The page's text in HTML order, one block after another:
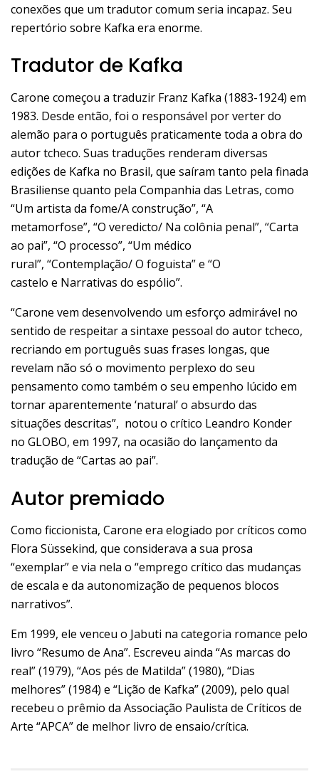
conexões que um tradutor comum seria incapaz. Seu
repertório sobre Kafka era enorme.
Tradutor de Kafka
Carone começou a traduzir Franz Kafka (1883-1924) em
1983. Desde então, foi o responsável por verter do
alemão para o português praticamente toda a obra do
autor tcheco. Suas traduções renderam diversas
edições de Kafka no Brasil, que saíram tanto pela finada
Brasiliense quanto pela Companhia das Letras, como
“Um artista da fome/A construção”, “A
metamorfose”, “O veredicto/ Na colônia penal”, “Carta
ao pai”, “O processo”, “Um médico
rural”, “Contemplação/ O foguista” e “O
castelo e Narrativas do espólio”.
“Carone vem desenvolvendo um esforço admirável no
sentido de respeitar a sintaxe pessoal do autor tcheco,
recriando em português suas frases longas, que
revelam não só o movimento perplexo do seu
pensamento como também o seu empenho lúcido em
tornar aparentemente ‘natural’ o absurdo das
situações descritas”, notou o crítico Leandro Konder
no GLOBO, em 1997, na ocasião do lançamento da
tradução de “Cartas ao pai”.
Autor premiado
Como ficcionista, Carone era elogiado por críticos como
Flora Süssekind, que considerava a sua prosa
“exemplar” e via nela o “emprego crítico das mudanças
de escala e da autonomização de pequenos blocos
narrativos”.
Em 1999, ele venceu o Jabuti na categoria romance pelo
livro “Resumo de Ana”. Escreveu ainda “As marcas do
real” (1979), “Aos pés de Matilda” (1980), “Dias
melhores” (1984) e “Lição de Kafka” (2009), pelo qual
recebeu o prêmio da Associação Paulista de Críticos de
Arte “APCA” de melhor livro de ensaio/crítica.